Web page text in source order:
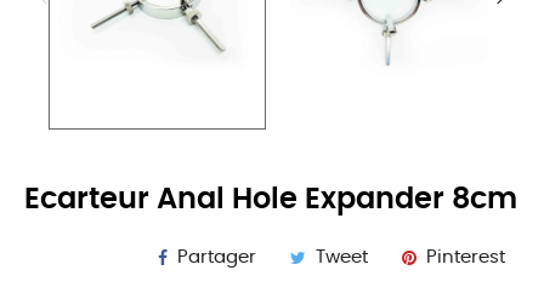
Ecarteur Anal Hole Expander 8cm
Partager Tweet Pinterest